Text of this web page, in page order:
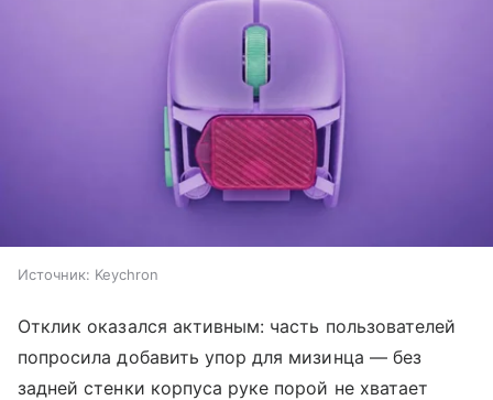
Источник: Keychron
Отклик оказался активным: часть пользователей
попросила добавить упор для мизинца — без
задней стенки корпуса руке порой не хватает